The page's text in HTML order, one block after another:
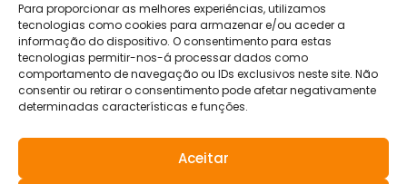
Para proporcionar as melhores experiências, utilizamos
tecnologias como cookies para armazenar e/ou aceder a
informação do dispositivo. O consentimento para estas
tecnologias permitir-nos-á processar dados como
comportamento de navegação ou IDs exclusivos neste site. Não
consentir ou retirar o consentimento pode afetar negativamente
determinadas características e funções.
Aceitar
Canal de ética
Aviso legal
Política de privacidad
Política de Cookies